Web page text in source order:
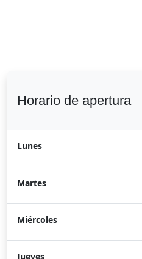
Horario de apertura
Lunes
Martes
Miércoles
Jueves